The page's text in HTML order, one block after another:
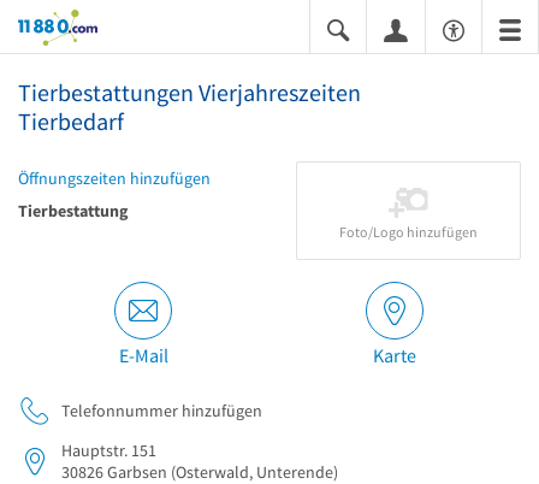
11880.com
Tierbestattungen Vierjahreszeiten
Tierbedarf
Öffnungszeiten hinzufügen
Tierbestattung
Foto/Logo hinzufügen
E-Mail Karte
Telefonnummer hinzufügen
Hauptstr. 151
30826Garbsen (Osterwald, Unterende)